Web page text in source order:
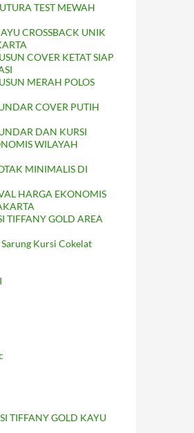
TEST MEWAH
CROSSBACK UNIK
COVER KETAT SIAP
MERAH POLOS
COVER PUTIH
DAN KURSI
WILAYAH
MINIMALIS DI
HARGA EKONOMIS
TIFFANY GOLD AREA
Kursi Cokelat
TIFFANY GOLD KAYU